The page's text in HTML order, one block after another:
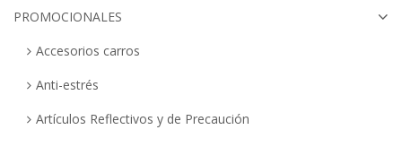
PROMOCIONALES
Accesorios carros
Anti-estrés
Artículos Reflectivos y de Precaución